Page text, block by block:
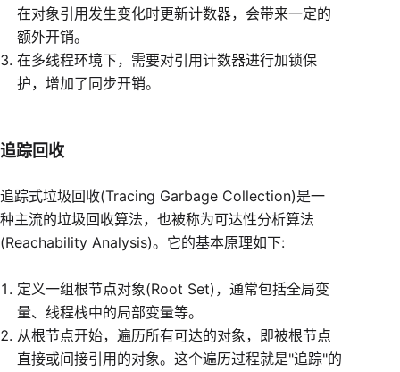
在对象引用发生变化时更新计数器，会带来一定的
额外开销。
在多线程环境下，需要对引用计数器进行加锁保
护，增加了同步开销。
追踪回收
追踪式垃圾回收(Tracing Garbage Collection)是一
种主流的垃圾回收算法，也被称为可达性分析算法
(Reachability Analysis)。它的基本原理如下:
定义一组根节点对象(Root Set)，通常包括全局变
量、线程栈中的局部变量等。
从根节点开始，遍历所有可达的对象，即被根节点
直接或间接引用的对象。这个遍历过程就是"追踪"的